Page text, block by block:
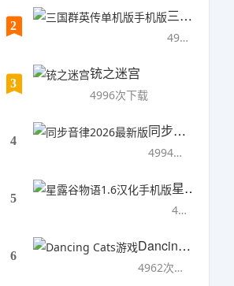
2
三国群英传单机版手机版
4997次下载
3
铳之迷宫
4996次下载
4
同步音律2026最新版
4994次下载
5
星露谷物语1.6汉化手机版
4993次下载
6
Dancing Cats游戏
4962次下载